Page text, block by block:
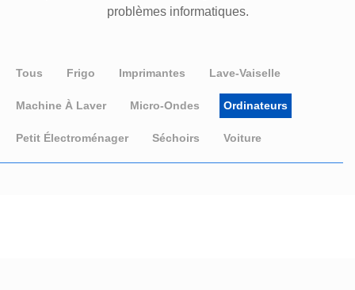
problèmes informatiques.
Tous Frigo Imprimantes Lave-Vaiselle
Machine À Laver Micro-Ondes Ordinateurs
Petit Électroménager Séchoirs Voiture